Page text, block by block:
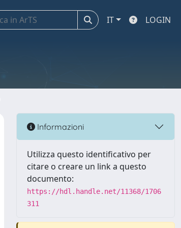
IT LOGIN
Informazioni
Utilizza questo identificativo per
citare o creare un link a questo
documento:
https://hdl.handle.net/11368/1706
311